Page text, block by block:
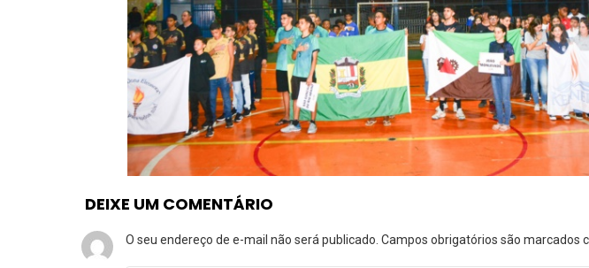
DEIXE UM COMENTÁRIO
O seu endereço de e-mail não será publicado. Campos obrigatórios são marcados